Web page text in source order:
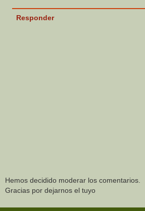
Responder
Hemos decidido moderar los comentarios.
Gracias por dejarnos el tuyo